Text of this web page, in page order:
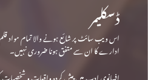
ڈسکلیمر
اس ویب سائٹ پر شائع ہونے والا تمام مواد
ادارے کا ان سے متفق ہونا ضروری نہیں۔
افسانوی ادب میں پیش کردہ واقعات و